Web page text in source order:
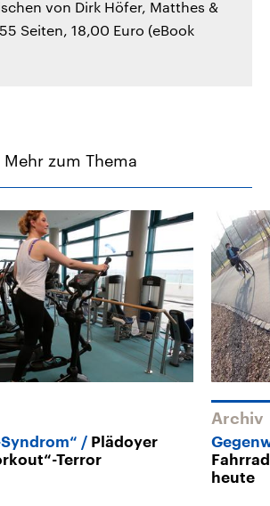
von Dirk Höfer, Matthes &
Seiten, 18,00 Euro (eBook
Mehr zum Thema
Plädoyer
Terror
Archiv
heute